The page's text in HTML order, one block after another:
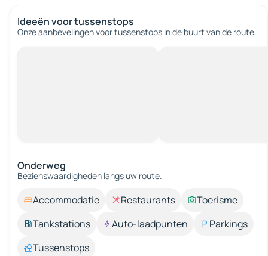
Ideeën voor tussenstops
Onze aanbevelingen voor tussenstops in de buurt van de route.
Onderweg
Bezienswaardigheden langs uw route.
Accommodatie Restaurants
Toerisme
Tankstations
Auto-laadpunten
Parkings
Tussenstops